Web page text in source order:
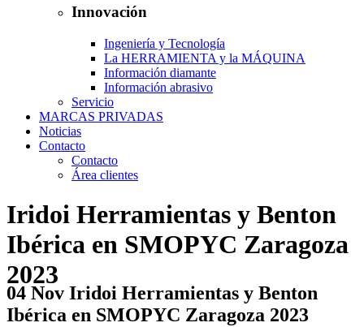
Innovación
Ingeniería y Tecnología
La HERRAMIENTA y la MÁQUINA
Información diamante
Información abrasivo
Servicio
MARCAS PRIVADAS
Noticias
Contacto
Contacto
Área clientes
Iridoi Herramientas y Benton
Ibérica en SMOPYC Zaragoza
2023
04 Nov Iridoi Herramientas y Benton
Ibérica en SMOPYC Zaragoza 2023